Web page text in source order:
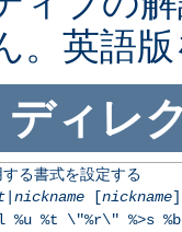
。英語
ディレ
る書式を設定する
| nickname[nickname]
%u %t \"%r\" %>s